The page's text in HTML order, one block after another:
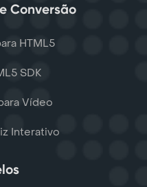
Conversão
HTML5
SDK
Vídeo
Interativo